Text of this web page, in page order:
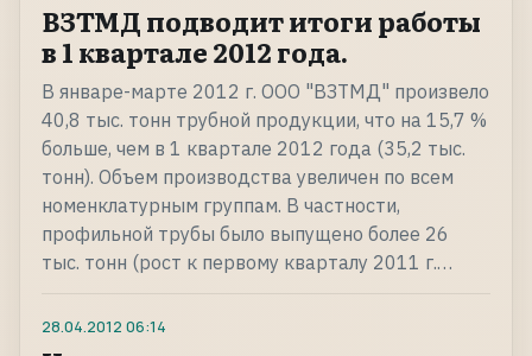
ВЗТМД подводит итоги работы
в 1 квартале 2012 года.
В январе-марте 2012 г. ООО "ВЗТМД" произвело
40,8 тыс. тонн трубной продукции, что на 15,7 %
больше, чем в 1 квартале 2012 года (35,2 тыс.
тонн). Объем производства увеличен по всем
номенклатурным группам. В частности,
профильной трубы было выпущено более 26
тыс. тонн (рост к первому кварталу 2011 г.…
28.04.2012 06:14